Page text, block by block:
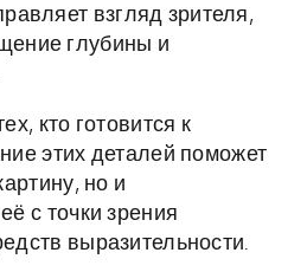
взгляд зрителя,
глубины и
кто готовится к
этих деталей поможет
но и
с точки зрения
выразительности.